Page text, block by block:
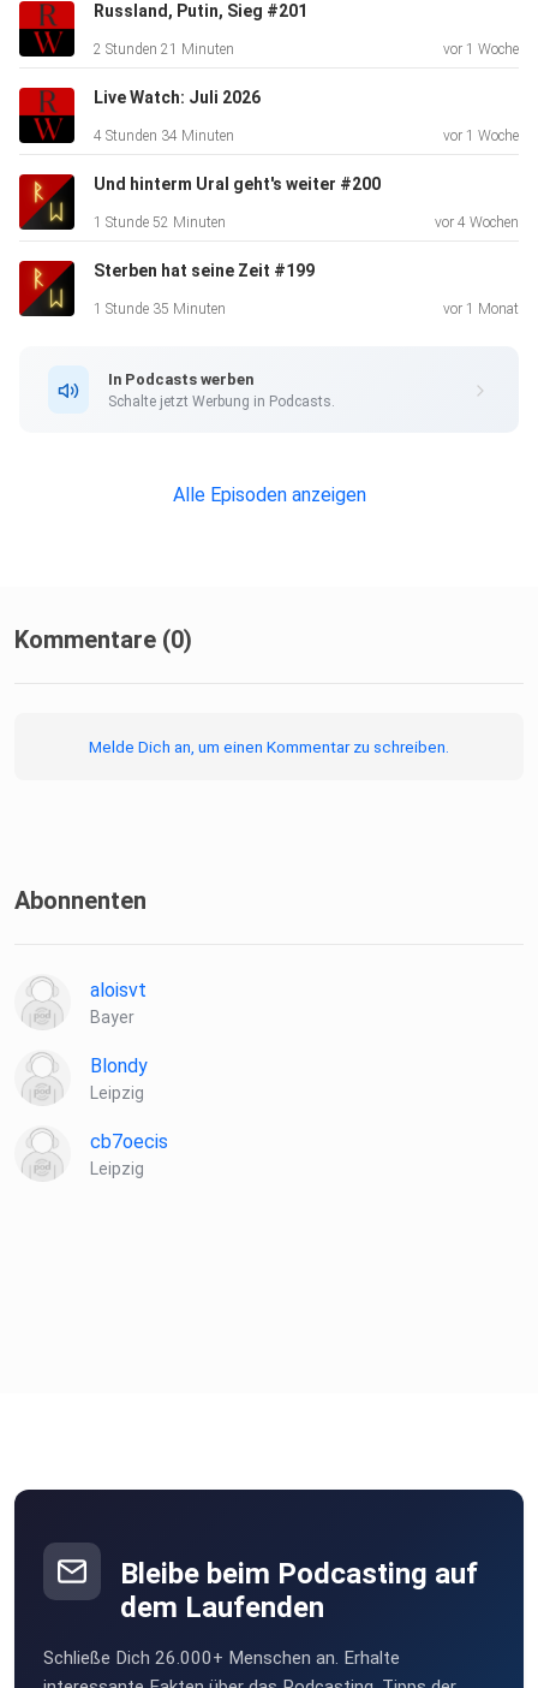
Russland, Putin, Sieg #201
2 Stunden 21 Minuten vor 1 Woche
Live Watch: Juli 2026
4 Stunden 34 Minuten vor 1 Woche
Und hinterm Ural geht's weiter #200
1 Stunde 52 Minuten vor 4 Wochen
Sterben hat seine Zeit #199
1 Stunde 35 Minuten vor 1 Monat
In Podcasts werben
Schalte jetzt Werbung in Podcasts.
Alle Episoden anzeigen
Kommentare (0)
Melde Dich an, um einen Kommentar zu schreiben.
Abonnenten
aloisvt
Bayer
Blondy
Leipzig
cb7oecis
Leipzig
Bleibe beim Podcasting auf
dem Laufenden
Schließe Dich 26.000+ Menschen an. Erhalte